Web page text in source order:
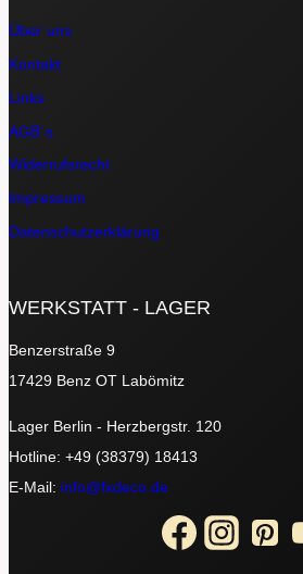
Über uns
Kontakt
Links
AGB´s
Widerrufsrecht
Impressum
Datenschutzerklärung
WERKSTATT - LAGER
Benzerstraße 9
17429 Benz OT Labömitz
Lager Berlin - Herzbergstr. 120
Hotline: +49 (38379) 18413
E-Mail: info@fxdeco.de